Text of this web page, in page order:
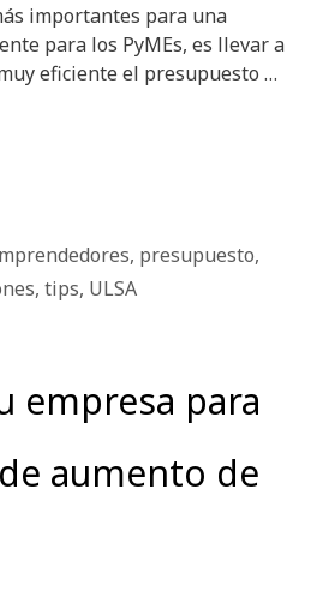
importantes para una
para los PyMEs, es llevar a
eficiente el presupuesto …
, presupuesto,
, tips, ULSA
empresa para
aumento de